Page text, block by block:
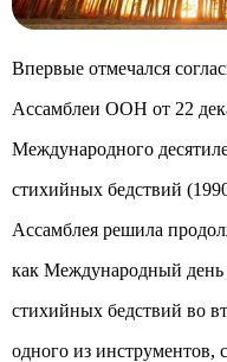
Впервые отмечался
Ассамблеи ООН от 22
Международного
стихийных бедствий
Ассамблея решила
как Международный
стихийных бедствий во
одного из